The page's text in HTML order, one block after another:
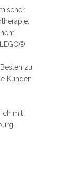
zu
Kunden
ich mit